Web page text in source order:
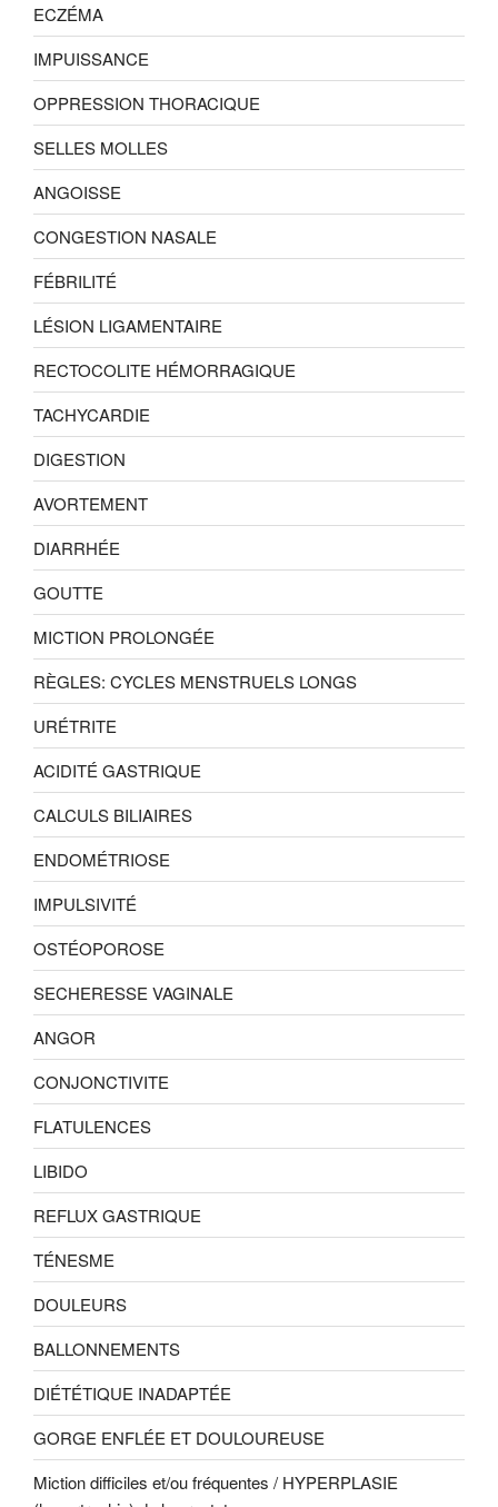
ECZÉMA
IMPUISSANCE
OPPRESSION THORACIQUE
SELLES MOLLES
ANGOISSE
CONGESTION NASALE
FÉBRILITÉ
LÉSION LIGAMENTAIRE
RECTOCOLITE HÉMORRAGIQUE
TACHYCARDIE
DIGESTION
AVORTEMENT
DIARRHÉE
GOUTTE
MICTION PROLONGÉE
RÈGLES: CYCLES MENSTRUELS LONGS
URÉTRITE
ACIDITÉ GASTRIQUE
CALCULS BILIAIRES
ENDOMÉTRIOSE
IMPULSIVITÉ
OSTÉOPOROSE
SECHERESSE VAGINALE
ANGOR
CONJONCTIVITE
FLATULENCES
LIBIDO
REFLUX GASTRIQUE
TÉNESME
DOULEURS
BALLONNEMENTS
DIÉTÉTIQUE INADAPTÉE
GORGE ENFLÉE ET DOULOUREUSE
Miction difficiles et/ou fréquentes / HYPERPLASIE